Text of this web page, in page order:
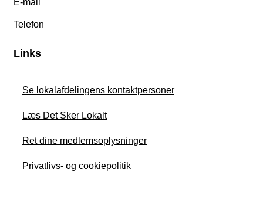
E-mail
Telefon
Links
Se lokalafdelingens kontaktpersoner
Læs Det Sker Lokalt
Ret dine medlemsoplysninger
Privatlivs- og cookiepolitik